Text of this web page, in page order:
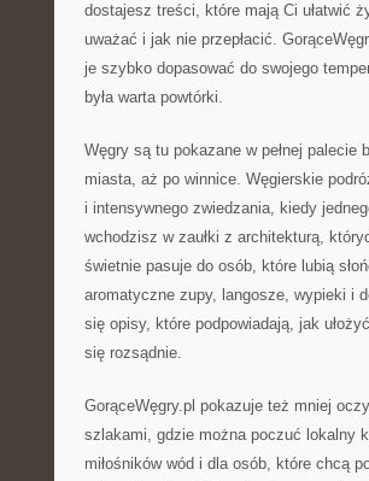
dostajesz treści, które mają Ci ułatwić
uważać i jak nie przepłacić.
je szybko dopasować do swojego
była warta powtórki.
Węgry są tu pokazane w pełnej
miasta, aż po winnice. Węgierskie
i intensywnego zwiedzania, kiedy
wchodzisz w zaułki z architekturą,
świetnie pasuje do osób, które lubią
aromatyczne zupy, langosze, wypieki i
się opisy, które podpowiadają, jak
się rozsądnie.
GorąceWęgry.pl pokazuje też mniej
szlakami, gdzie można poczuć lokalny
miłośników wód i dla osób, które chcą